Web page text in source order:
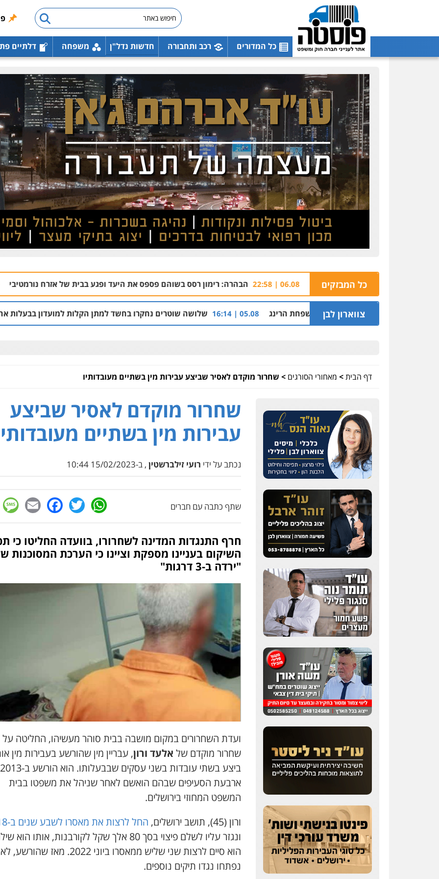
כל המדורים רכב ותחבורה חדשות נדל"ן משפחה דלתיים
כל המבזקיםג'פניקה בגבעתיים 06.08 | 22:58 הבהרה: רימון רסס בשוהם פספס את היעד ופגע בבית של אזרח נורמטיבי 06.08 | 22:21
צווארון לבן
ההלוואות של משפחת הרינג 05.08 | 16:14 שלושה שוטרים נחקרו בחשד למתן הקלות למועדון בבעלות אחיו של "הצל"
דף הבית> מאחורי הסורגים > שחרור מוקדם לאסיר שביצע עבירות מין בשתיים מעובדותיו
שחרור מוקדם לאסיר שביצע
עבירות מין בשתיים
נכתב על ידי רועי זילברשטין , ב-15/02/2023 10:44
שתף כתבה עם חברים WhatsApp
Twitter
חרף התנגדות המדינה לשחרורו, בוועדה החליטו כי
השיקום בעניינו מספקת וציינו כי הערכת המסוכנות
"ירדה ב-3 דרגות"
ועדת השחרורים במקום מושבה בבית סוהר מעשיהו, החליטה על
שחרור מוקדם של אלעד ורון, עבריין מין שהורשע בעבירות מין
ארבעת הסעיפים שבהם הואשם לאחר שניהל את משפטו בבית
המשפט המחוזי בירושלים.
ורון (45), תושב ירושלים,
החל לרצות את מאסרו לשבע שנים ב-2018
ונגזר עליו לשלם פיצוי בסך 80 אלך שקל לקורבנות, אותו הוא
הוא סיים לרצות שני שליש ממאסרו ביוני 2022. מאז שהורשע, לא
נפתחו נגדו תיקים נוספים.